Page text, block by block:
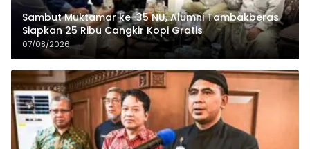
Sambut Muktamar ke-35 NU, Alumni Tambakberas
Siapkan 25 Ribu Cangkir Kopi Gratis
07/08/2026